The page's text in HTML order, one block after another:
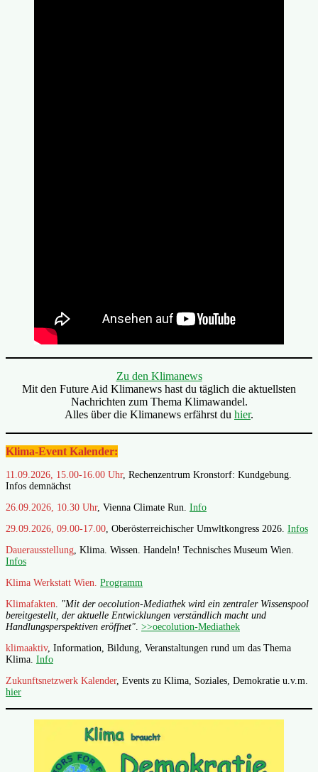
Zu den Klimanews
Mit den Future Aid Klimanews hast du täglich die aktuellsten
Nachrichten zum Thema Klimawandel.
Alles über die Klimanews erfährst du hier.
Klima-Event Kalender:
11.09.2026, 15.00-16.00 Uhr, Rechenzentrum Kronstorf: Kundgebung.
Infos demnächst
26.09.2026, 10.30 Uhr, Vienna Climate Run. Info
29.09.2026, 09.00-17.00, Oberösterreichischer Umwltkongress 2026. Infos
Dauerausstellung, Klima. Wissen. Handeln! Technisches Museum Wien.
Infos
Klima Werkstatt Wien. Programm
Klimafakten. "Mit der oecolution-Mediathek wird ein zentraler Wissenspool
bereitgestellt, der aktuelle Entwicklungen verständlich macht und
Handlungsperspektiven eröffnet". >>oecolution-Mediathek
klimaaktiv, Information, Bildung, Veranstaltungen rund um das Thema
Klima. Info
Zukunftsnetzwerk Kalender, Events zu Klima, Soziales, Demokratie u.v.m.
hier